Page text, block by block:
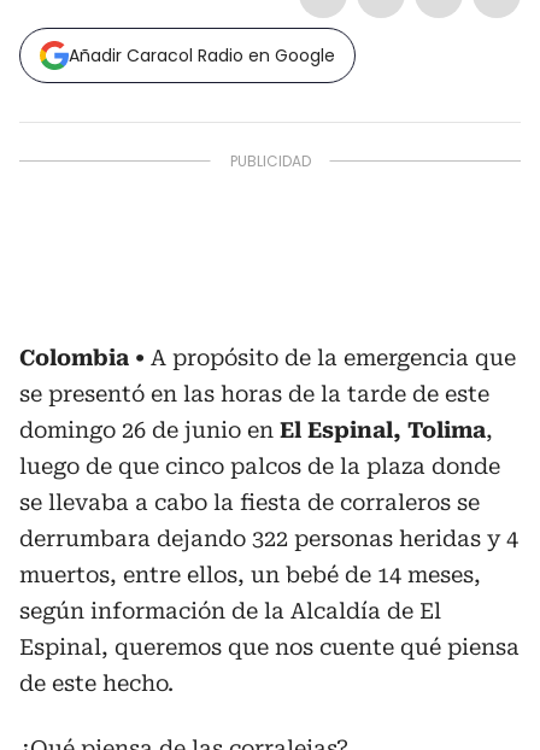
Añadir Caracol Radio en Google
Colombia
A propósito de la emergencia que
se presentó en las horas de la tarde de este
domingo 26 de junio en El Espinal, Tolima,
luego de que cinco palcos de la plaza donde
se llevaba a cabo la fiesta de corraleros se
derrumbara dejando 322 personas heridas y 4
muertos, entre ellos, un bebé de 14 meses,
según información de la Alcaldía de El
Espinal, queremos que nos cuente qué piensa
de este hecho.